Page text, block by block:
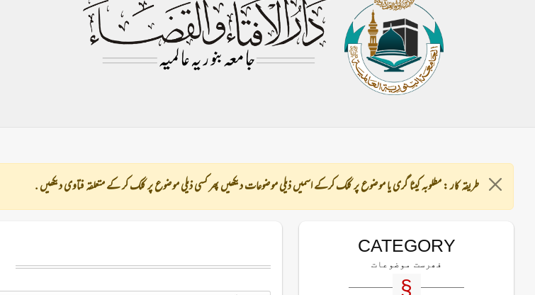
طریقہ کار :مطلوبہ کیٹا گری یا موضوع پر کلک کرکے اسمیں ذیلی موضوعات دیکھیں پھر کسی ذیلی موضوع پر کلک کر کے متعلقہ فتاوی دیکھیں .
CATEGORY
فھرست موضوعات